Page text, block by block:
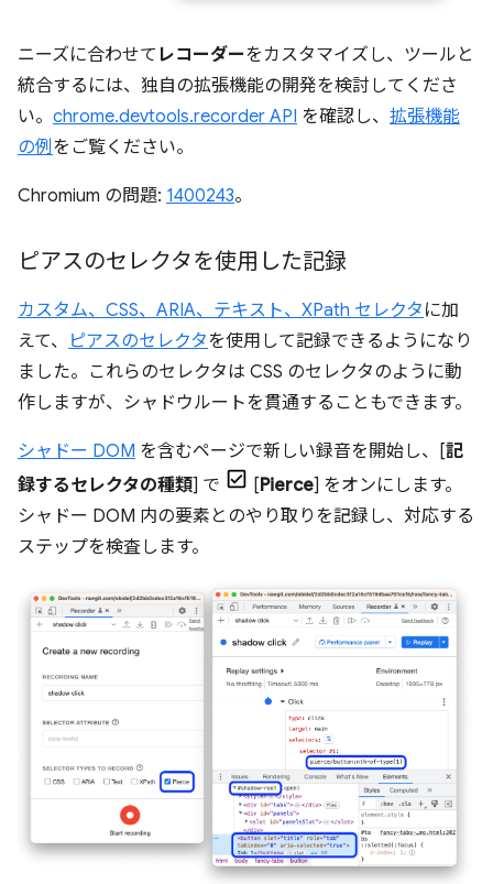
ニーズに合わせて レコーダーをカスタマイズし、ツールと
統合するには、独自の拡張機能の開発を検討してくださ
い。 chrome.devtools.recorder API を確認し、 拡張機能
の例をご覧ください。
Chromium の問題: 1400243。
ピアスのセレクタを使用した記録
カスタム、CSS、ARIA、テキスト、XPath セレクタ に加
えて、
ピアスのセレクタを使用して記録できるようになり
ました。これらのセレクタは CSS のセレクタのように動
作しますが、シャドウルートを貫通することもできます。
シャドー DOM を含むページで新しい録音を開始し、[記
録するセレクタの種類] で [Pierce] をオンにします。
シャドー DOM 内の要素とのやり取りを記録し、対応する
ステップを検査します。